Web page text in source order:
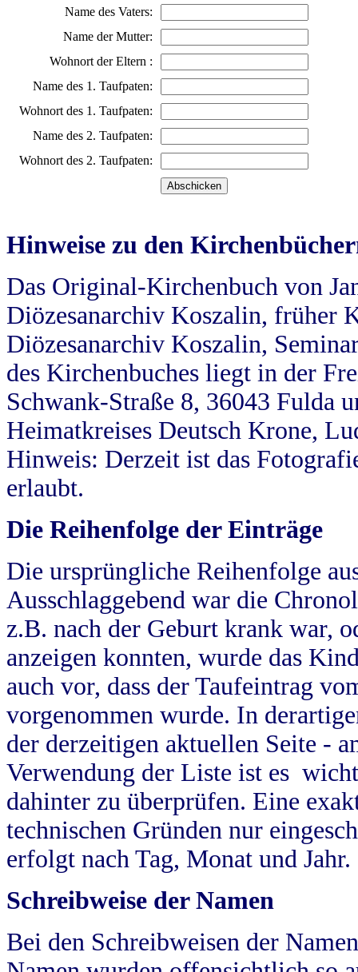
Name des Vaters:
Name der Mutter:
Wohnort der Eltern :
Name des 1. Taufpaten:
Wohnort des 1. Taufpaten:
Name des 2. Taufpaten:
Wohnort des 2. Taufpaten:
Hinweise zu den
Das Original-Kirchenbuch von
Diözesanarchiv Koszalin, früher
Diözesanarchiv Koszalin,
des Kirchenbuches liegt in der
Schwank-Straße 8, 36043 Fulda
Heimatkreises Deutsch Krone,
Hinweis: Derzeit ist das
erlaubt.
Die Reihenfolge der Einträge
Die ursprüngliche Reihenfolge
Ausschlaggebend war die
z.B. nach der Geburt krank war,
anzeigen konnten, wurde das
auch vor, dass der Taufeintrag
vorgenommen wurde. In
der derzeitigen aktuellen Seite -
Verwendung der Liste ist es
dahinter zu überprüfen. Eine
technischen Gründen nur
erfolgt nach Tag, Monat und Jahr.
Schreibweise der Namen
Bei den Schreibweisen der